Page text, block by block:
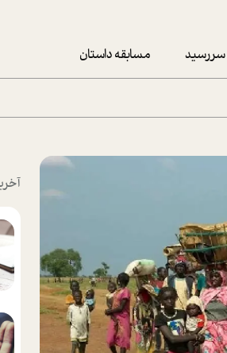
سررسید
تقویم دیواری
مسابقه داستان